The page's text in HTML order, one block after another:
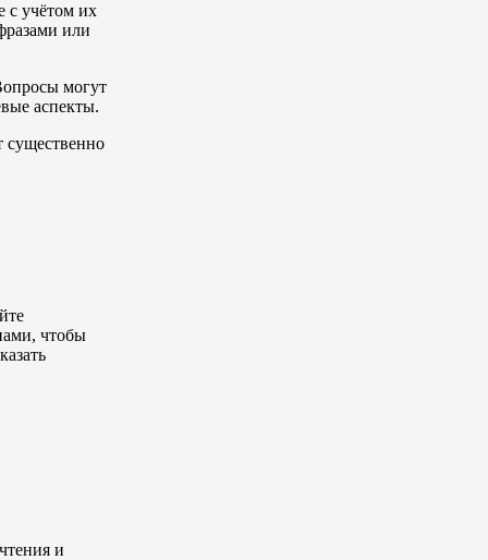
с учётом их
или
могут
аспекты.
существенно
чтобы
и